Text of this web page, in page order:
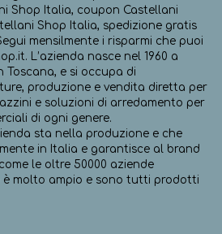
Shop Italia, coupon Castellani
Shop Italia, spedizione gratis
mensilmente i risparmi che puoi
L’azienda nasce nel 1960 a
e si occupa di
produzione e vendita diretta per
e soluzioni di arredamento per
di ogni genere.
sta nella produzione e che
in Italia e garantisce al brand
le oltre 50000 aziende
molto ampio e sono tutti prodotti